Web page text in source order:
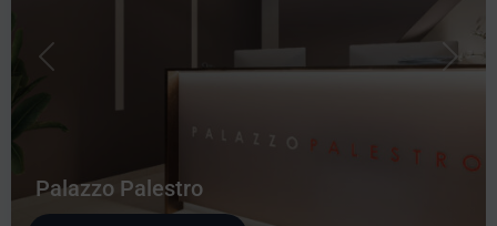
Precedente
Palazzo Palestro